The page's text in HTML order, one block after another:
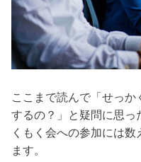
ここまで読んで「せっ
するの？」と疑問に思っ
くもく会への参加には
ます。